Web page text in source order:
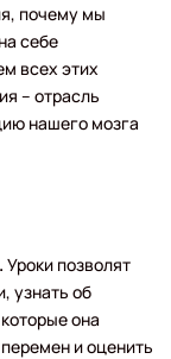
почему мы
себе
всех этих
– отрасль
нашего мозга
Уроки позволят
узнать об
она
и оценить